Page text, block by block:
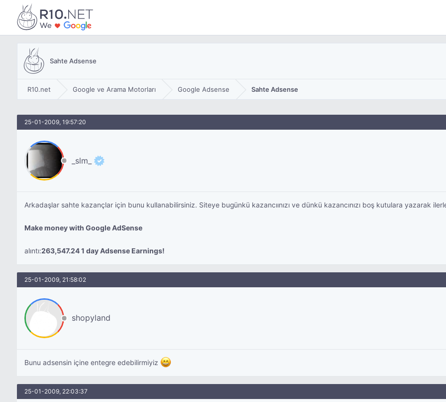
Sahte Adsense
R10.net Google ve Arama Motorları Google Adsense Sahte Adsense
25-01-2009, 19:57:20
_slm_
Arkadaşlar sahte kazançlar için bunu kullanabilirsiniz. Siteye bugünkü kazancıınızı ve dünkü kazancınızı boş kutulara yazarak
Make money with Google AdSense
alıntı:263,547.24 1 day Adsense Earnings!
25-01-2009, 21:58:02
shopyland
Bunu adsensin içine entegre edebilirmiyiz
25-01-2009, 22:03:37